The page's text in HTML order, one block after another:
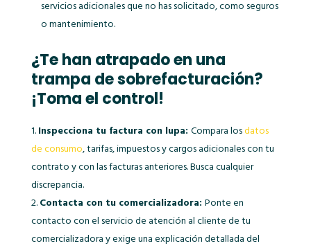
servicios adicionales que no has solicitado, como seguros
o mantenimiento.
¿Te han atrapado en una
trampa de sobrefacturación?
¡Toma el control!
Inspecciona tu factura con lupa: Compara losdatos
de consumo, tarifas, impuestos y cargos adicionales con tu
contrato y con las facturas anteriores. Busca cualquier
discrepancia.
Contacta con tu comercializadora: Ponte en
contacto con el servicio de atención al cliente de tu
comercializadora y exige una explicación detallada del